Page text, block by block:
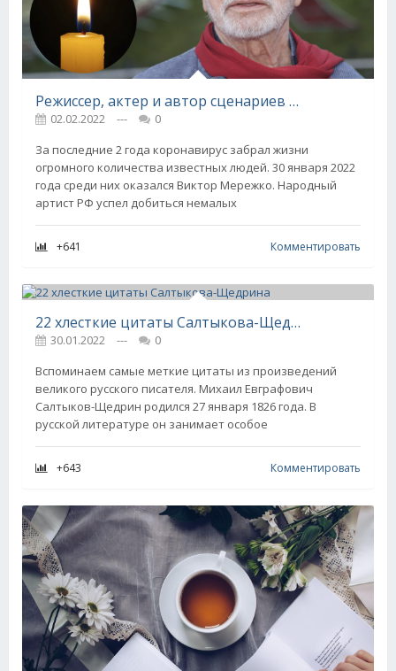
Режиссер, актер и автор сценариев более 50 фильмов Виктор Мережко отправился на небеса, светлая память
02.02.2022 ---
0
За последние 2 года коронавирус забрал жизни
огромного количества известных людей. 30 января 2022
года среди них оказался Виктор Мережко. Народный
артист РФ успел добиться немалых
+641 Комментировать
22 хлесткие цитаты Салтыкова-Щедрина
30.01.2022 ---
0
Вспоминаем самые меткие цитаты из произведений
великого русского писателя. Михаил Евграфович
Салтыков-Щедрин родился 27 января 1826 года. В
русской литературе он занимает особое
+643 Комментировать